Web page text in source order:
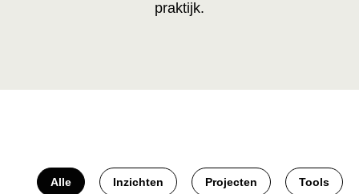
praktijk.
Alle Inzichten Projecten Tools